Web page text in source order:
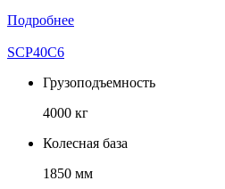
Подробнее
SCP40C6
Грузоподъемность
4000 кг
Колесная база
1850 мм